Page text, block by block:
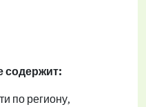
содержит:
по региону,